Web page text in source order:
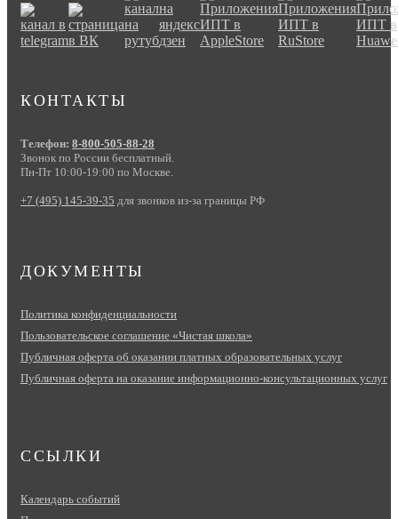
КОНТАКТЫ
Телефон: 8-800-505-88-28
Звонок по России бесплатный.
Пн-Пт 10:00-19:00 по Москве.
+7 (495) 145-39-35 для звонков из-за границы РФ
ДОКУМЕНТЫ
Политика конфиденциальности
Пользовательское соглашение «Чистая школа»
Публичная оферта об оказании платных образовательных услуг
Публичная оферта на оказание информационно‑консультационных услуг
ССЫЛКИ
Календарь событий